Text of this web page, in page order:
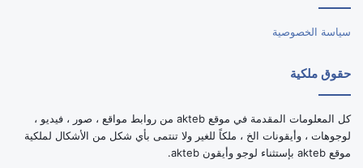
سياسة الخصوصية
حقوق ملكية
كل المعلومات المقدمة في موقع akteb من روابط مواقع ، صور ، فيديو ،
لوجوهات ، وأيقونات الخ ، ملكاً للغير ولا تنتمى بأي شكل من الأشكال لملكية
موقع akteb بإستثناء لوجو وأيقون akteb.